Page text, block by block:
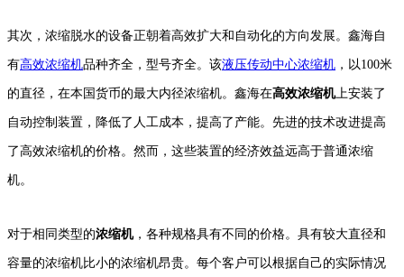
其次，浓缩脱水的设备正朝着高效扩大和自动化的方向发展。鑫海自
有高效浓缩机品种齐全，型号齐全。该液压传动中心浓缩机 ，以100米
的直径，在本国货币的最大内径浓缩机。鑫海在高效浓缩机上安装了
自动控制装置，降低了人工成本，提高了产能。先进的技术改进提高
了高效浓缩机的价格。然而，这些装置的经济效益远高于普通浓缩
机。
对于相同类型的浓缩机，各种规格具有不同的价格。具有较大直径和
容量的浓缩机比小的浓缩机昂贵。每个客户可以根据自己的实际情况